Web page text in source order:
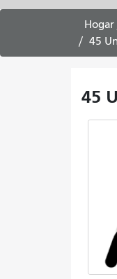
Hogar
45
45